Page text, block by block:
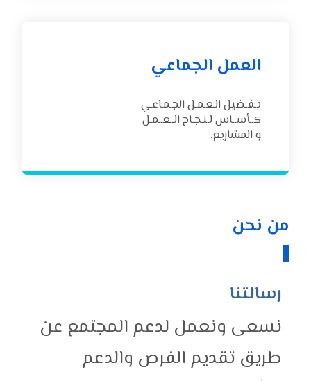
العمل الجماعي
تـفـضيل الـعـمـل الجـمـاعـي
كــأســاس لـنـجـاح الــعــمـل
و المشاريع.
من نحن
_
رسالتنا
نسعى ونعمل لدعم المجتمع عن
طريق تقديم الفرص والدعم